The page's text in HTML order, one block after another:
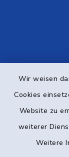
Wir weisen
Cookies
Website zu
weiterer
Weitere